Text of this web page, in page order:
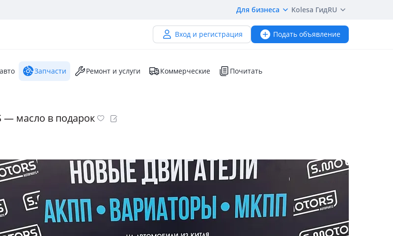
Для бизнеса Kolesa ГидRU
Вход и регистрация Подать объявление
Запчасти Ремонт и услуги Коммерческие Почитать
— масло в подарок